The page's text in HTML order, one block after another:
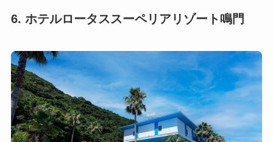
6. ホテルロータススーペリアリゾート鳴門